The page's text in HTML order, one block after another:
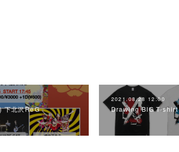
下北沢ReG
2021.08.28 12:00
Drawing BIG T-shirt